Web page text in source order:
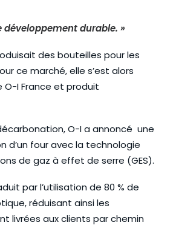
développement durable. »
des bouteilles pour les
ce marché, elle s’est alors
I France et produit
O-I a annoncé une
d’un four avec la technologie
de gaz à effet de serre (GES).
par l’utilisation de 80 % de
réduisant ainsi les
livrées aux clients par chemin